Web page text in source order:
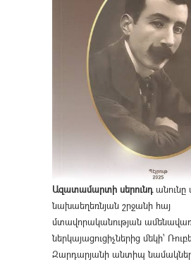
Ազատամարտի սերունդ
նախաեղեռնյան շրջանի հայ
մտավորականության
ներկայացուցիչներից մեկի՝
Զարդարյանի անտիպ